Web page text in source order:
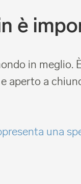
è
in meglio.
aperto a
una